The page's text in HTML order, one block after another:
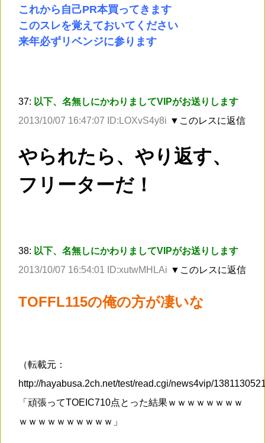
これから自己PR本買ってきます
このスレを覚えておいてください
来年必ずリベンジに参ります
37: 以下、名無しにかわりましてVIPがお送りします
2013/10/07 16:47:07 ID:LOXvS4y8i ▼このレスに返信
やられたら、やり返す、
フリーターだ！
38: 以下、名無しにかわりましてVIPがお送りします
2013/10/07 16:54:01 ID:xutwMHLAi ▼このレスに返信
TOFFL115の俺の方が凄いな
（転載元：
http://hayabusa.2ch.net/test/read.cgi/news4vip/
「頑張ってTOEIC710点とった結果ｗｗｗｗｗｗｗｗ
ｗｗｗｗｗｗｗｗｗｗ」